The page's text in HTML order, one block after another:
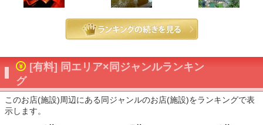
[有料] 同エリア×同ジャンルランキン
グ
このお店(施設)周辺にある同ジャンルのお店(施設)をランキングで表
示します。